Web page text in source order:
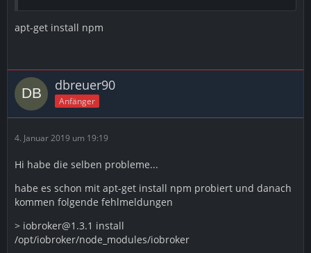
apt-get install npm
dbreuer90
Anfänger
4. Januar 2019 um 19:19
Hi habe die selben probleme...
habe es schon mit apt-get install npm probiert und danach
kommen folgende fehlmeldungen
> iobroker@1.3.1 install
/opt/iobroker/node_modules/iobroker